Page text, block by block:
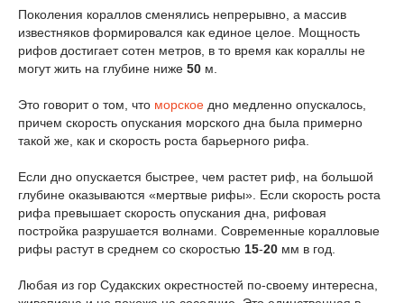
Поколения кораллов сменялись непрерывно, а массив
известняков формировался как единое целое. Мощность
рифов достигает сотен метров, в то время как кораллы не
могут жить на глубине ниже 50 м.
Это говорит о том, что морское дно медленно опускалось,
причем скорость опускания морского дна была примерно
такой же, как и скорость роста барьерного рифа.
Если дно опускается быстрее, чем растет риф, на большой
глубине оказываются «мертвые рифы». Если скорость роста
рифа превышает скорость опускания дна, рифовая
постройка разрушается волнами. Современные коралловые
рифы растут в среднем со скоростью 15-20 мм в год.
Любая из гор Судакских окрестностей по-своему интересна,